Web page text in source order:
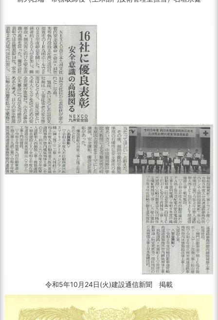
令和5年10月24日(火)建設通信新聞 掲載